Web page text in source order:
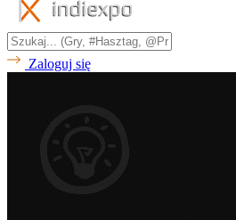
Zaloguj się